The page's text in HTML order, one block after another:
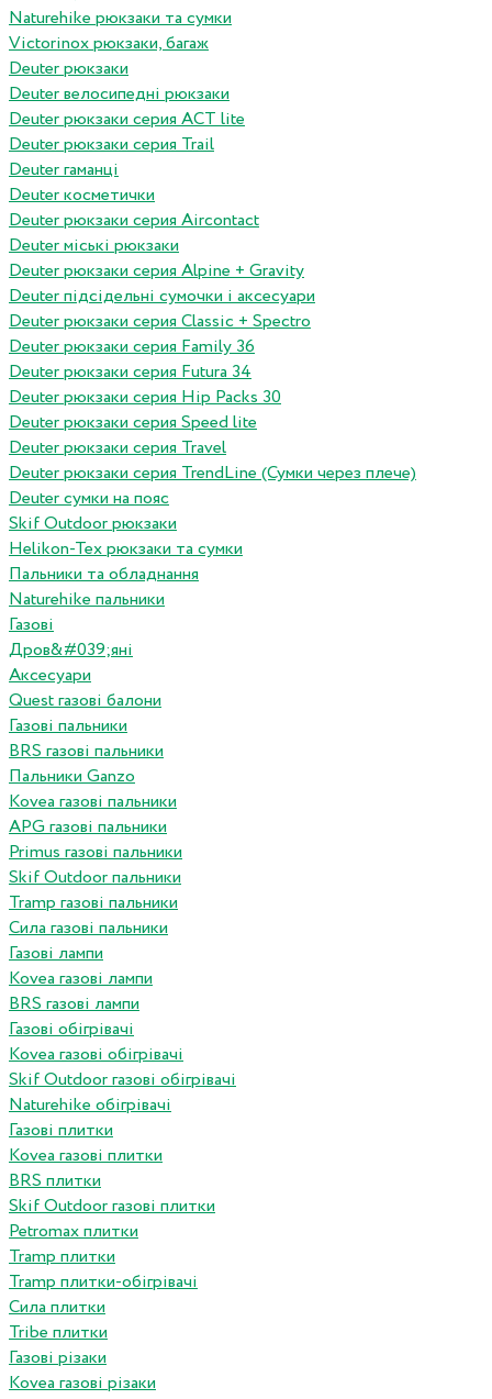
Naturehike рюкзаки та сумки
Victorinox рюкзаки, багаж
Deuter рюкзаки
Deuter велосипедні рюкзаки
Deuter рюкзаки серия ACT lite
Deuter рюкзаки серия Trail
Deuter гаманці
Deuter косметички
Deuter рюкзаки серия Aircontact
Deuter міські рюкзаки
Deuter рюкзаки серия Alpine + Gravity
Deuter підсідельні сумочки і аксесуари
Deuter рюкзаки серия Classic + Spectro
Deuter рюкзаки серия Family 36
Deuter рюкзаки серия Futura 34
Deuter рюкзаки серия Hip Packs 30
Deuter рюкзаки серия Speed lite
Deuter рюкзаки серия Travel
Deuter рюкзаки серия TrendLine (Сумки через плече)
Deuter сумки на пояс
Skif Outdoor рюкзаки
Helikon-Tex рюкзаки та сумки
Пальники та обладнання
Naturehike пальники
Газові
Дров&#039;яні
Аксесуари
Quest газові балони
Газові пальники
BRS газові пальники
Пальники Ganzo
Kovea газові пальники
APG газові пальники
Primus газові пальники
Skif Outdoor пальники
Tramp газові пальники
Сила газові пальники
Газові лампи
Kovea газові лампи
BRS газові лампи
Газові обігрівачі
Kovea газові обігрівачі
Skif Outdoor газові обігрівачі
Naturehike обігрівачі
Газові плитки
Kovea газові плитки
BRS плитки
Skif Outdoor газові плитки
Petromax плитки
Tramp плитки
Tramp плитки-обігрівачі
Сила плитки
Tribe плитки
Газові різаки
Kovea газові різаки